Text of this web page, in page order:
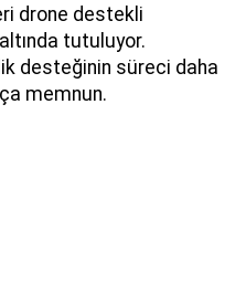
drone destekli
tutuluyor.
desteğinin süreci daha
memnun.